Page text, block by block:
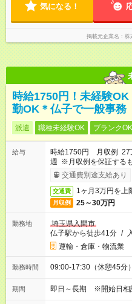
気になる！
掲載元企業名 株
時給1750円！未経験
勤OK＊仏子で一般事務
派遣 職種未経験OK ブランクOK
給与
時給1750円 月収例 27
週 ※月収例を保証する
交通費別途支給あり
交通費 1ヶ月3万円を上
月収例 25～30万円
勤務地
埼玉県入間市
仏子駅から徒歩41分 /
運輸・倉庫・物流業
勤務時間 09:00-17:30（休憩45分
期間 即日～長期 ※開始日相